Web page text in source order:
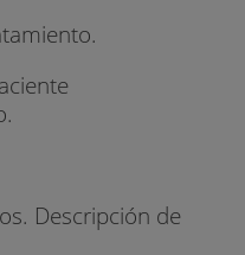
Descripción de